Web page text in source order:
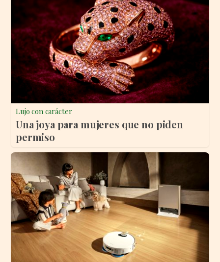
Lujo con carácter
Una joya para mujeres que no piden
permiso